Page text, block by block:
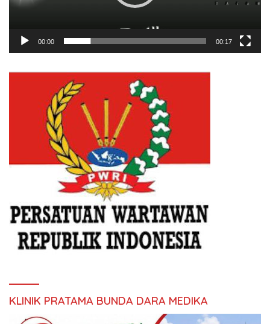
00:00 00:17
KLINIK PRATAMA BUNDA DARA MEDIKA